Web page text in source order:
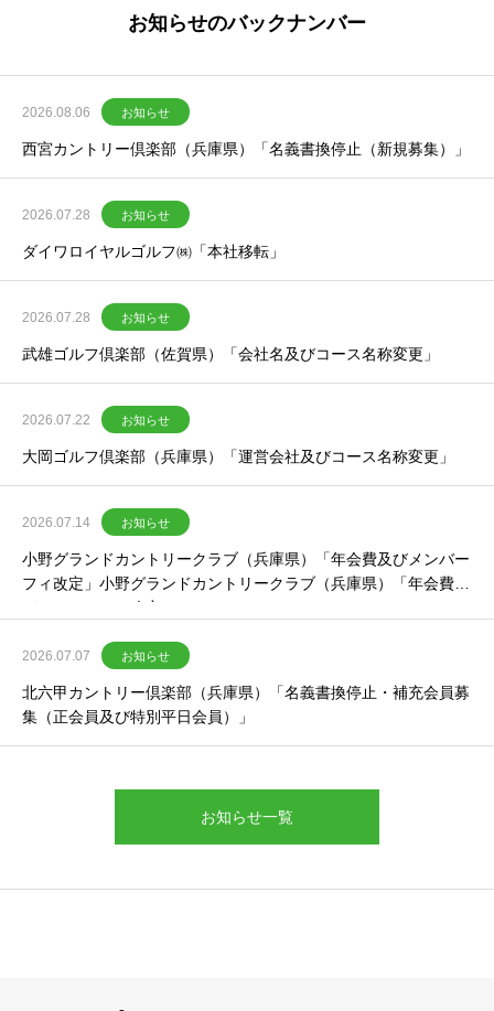
お知らせのバックナンバー
2026.08.06 お知らせ
西宮カントリー倶楽部（兵庫県）「名義書換停止（新規募集）」
2026.07.28 お知らせ
ダイワロイヤルゴルフ㈱「本社移転」
2026.07.28 お知らせ
武雄ゴルフ倶楽部（佐賀県）「会社名及びコース名称変更」
2026.07.22 お知らせ
大岡ゴルフ倶楽部（兵庫県）「運営会社及びコース名称変更」
2026.07.14 お知らせ
小野グランドカントリークラブ（兵庫県）「年会費及びメンバー
フィ改定」小野グランドカントリークラブ（兵庫県）「年会費及
びメンバーフィ改定」
2026.07.07 お知らせ
北六甲カントリー倶楽部（兵庫県）「名義書換停止・補充会員募
集（正会員及び特別平日会員）」
お知らせ一覧